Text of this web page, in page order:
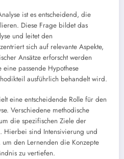
ist es entscheidend, die
Diese Frage bildet das
und leitet den
sich auf relevante Aspekte,
Ansätze erforscht werden
eine passende Hypothese
ausführlich behandelt wird.
eine entscheidende Rolle für den
Verschiedene methodische
die spezifischen Ziele der
Hierbei sind Intensivierung und
den Lernenden die Konzepte
zu vertiefen.